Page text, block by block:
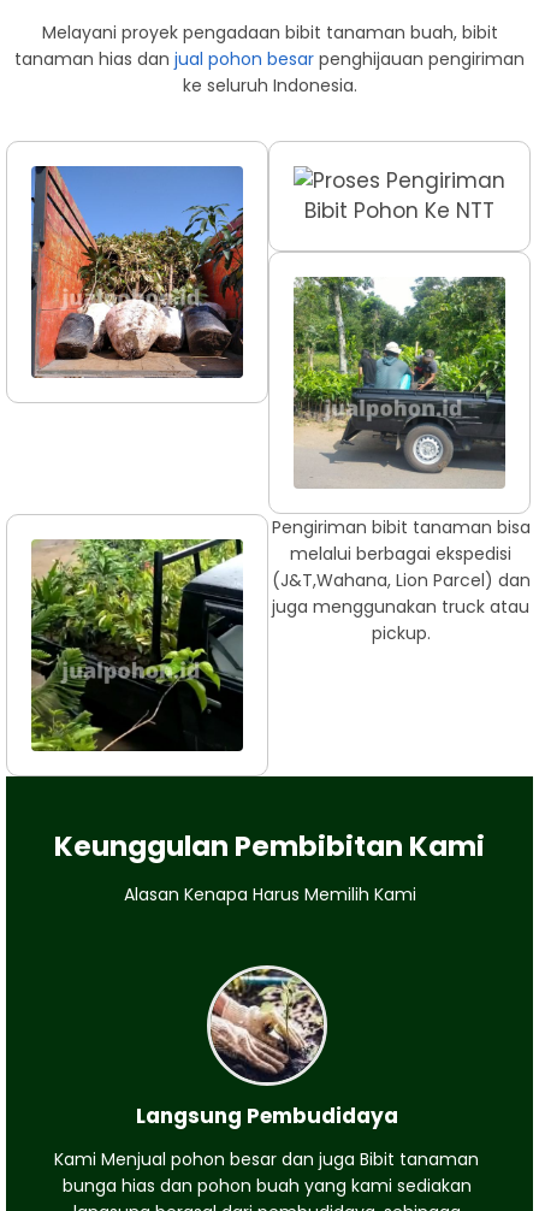
Melayani proyek pengadaan bibit tanaman buah, bibit
tanaman hias dan jual pohon besar penghijauan pengiriman
ke seluruh Indonesia.
Pengiriman bibit tanaman bisa
melalui berbagai ekspedisi
(J&T,Wahana, Lion Parcel) dan
juga menggunakan truck atau
pickup.
Keunggulan Pembibitan Kami
Alasan Kenapa Harus Memilih Kami
Langsung Pembudidaya
Kami Menjual pohon besar dan juga Bibit tanaman
bunga hias dan pohon buah yang kami sediakan